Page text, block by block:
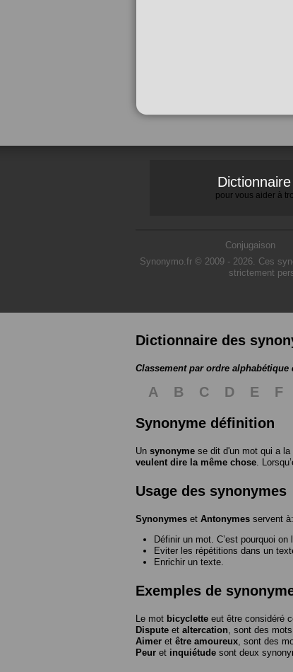
pour vous aider à
Conjugaison
Synonymo.fr © 2009 - 2026. Ces
strictement
Dictionnaire des
Classement par ordre alphabétique
A B C D E F
Synonyme définition
Un synonyme se dit d'un mot qui a
veulent dire la même chose .
Usage des synonymes
Synonymes et Antonymes servent à:
Définir un mot. C’est pourquoi
Eviter les répétitions dans un
Enrichir un texte.
Exemples de
Le mot bicyclette eut être considéré
Dispute et altercation , sont des
Aimer et être amoureux , sont des
Peur et inquiétude sont deux